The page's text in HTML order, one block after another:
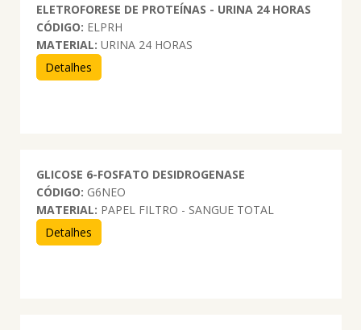
ELETROFORESE DE PROTEÍNAS - URINA 24 HORAS
CÓDIGO: ELPRH
MATERIAL: URINA 24 HORAS
Detalhes
GLICOSE 6-FOSFATO DESIDROGENASE
CÓDIGO: G6NEO
MATERIAL: PAPEL FILTRO - SANGUE TOTAL
Detalhes